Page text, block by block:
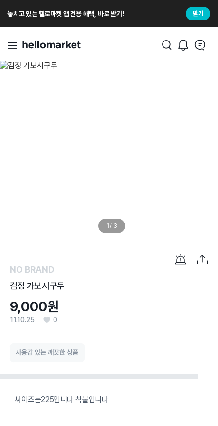
놓치고 있는 헬로마켓 앱 전용 해택, 바로 받기! 받기
1 / 3
NO BRAND
검정 가보시구두
9,000원
11.10.25 0
사용감 있는 깨끗한 상품
싸이즈는225입니다 착불입니다